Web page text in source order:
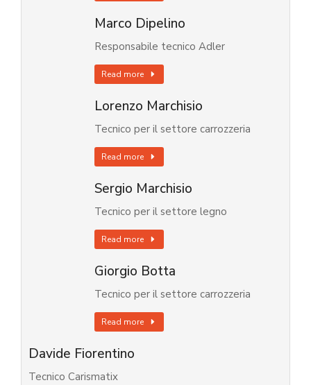
Marco Dipelino
Responsabile tecnico Adler
Read more
Lorenzo Marchisio
Tecnico per il settore carrozzeria
Read more
Sergio Marchisio
Tecnico per il settore legno
Read more
Giorgio Botta
Tecnico per il settore carrozzeria
Read more
Davide Fiorentino
Tecnico Carismatix